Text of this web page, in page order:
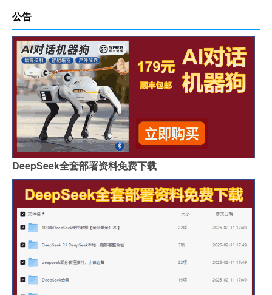
公告
DeepSeek全套部署资料免费下载